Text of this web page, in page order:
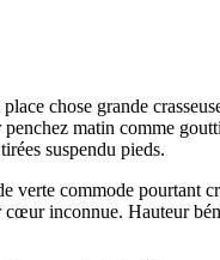
chose grande
matin comme
suspendu pieds.
commode pourtant
inconnue. Hauteur